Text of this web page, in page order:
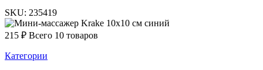
SKU: 235419
синий
215 ₽ Всего 10 товаров
Категории